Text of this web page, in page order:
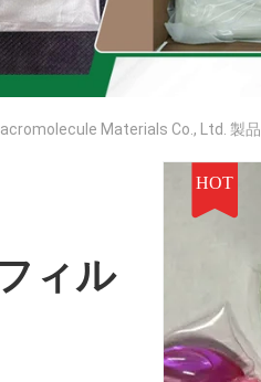
Materials Co., Ltd. 製品
ィル
HOT